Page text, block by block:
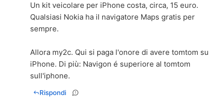
Un kit veicolare per iPhone costa, circa, 15 euro.
Qualsiasi Nokia ha il navigatore Maps gratis per
sempre.
Allora my2c. Qui si paga l'onore di avere tomtom su
iPhone. Di più: Navigon é superiore al tomtom
sull'iphone.
Rispondi